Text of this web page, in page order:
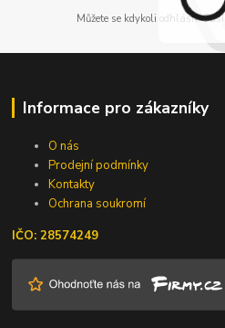
Můžete se kdykoli odhlásit.
Informace pro zákazníky
O nás
Prodejní podmínky
Kontakty
Ochrana soukromí
IČO: 28574249